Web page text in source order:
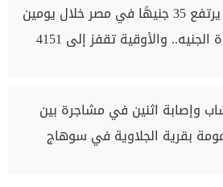
الذهب يرتفع 35 جنيهًا في مصر خلال يومين
رغم قوة الجنيه.. والأوقية تقفز إلى 4151
وإصابة اثنين في مشاجرة بين
بقرية الجلاوية في سوهاج